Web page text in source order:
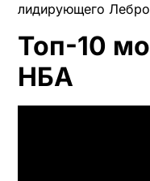
лидирующего
Топ-10
НБА